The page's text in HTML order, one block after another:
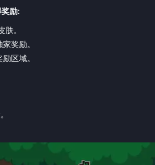
励:
。
奖励。
区域。